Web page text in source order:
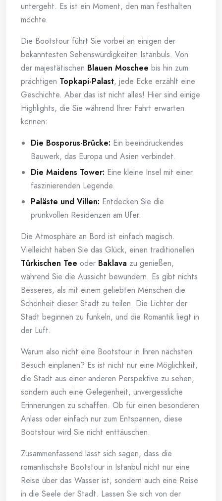
untergeht. Es ist ein Moment, den man festhalten
möchte.
Die Bootstour führt Sie vorbei an einigen der
bekanntesten Sehenswürdigkeiten Istanbuls. Von
der majestätischen Blauen Moschee bis hin zum
prächtigen Topkapi-Palast, jede Ecke erzählt eine
Geschichte. Aber das ist nicht alles! Hier sind einige
Highlights, die Sie während Ihrer Fahrt erwarten
können:
Die Bosporus-Brücke: Ein beeindruckendes
Bauwerk, das Europa und Asien verbindet.
Die Maidens Tower: Eine kleine Insel mit einer
faszinierenden Legende.
Paläste und Villen: Entdecken Sie die
prunkvollen Residenzen am Ufer.
Die Atmosphäre an Bord ist einfach magisch.
Vielleicht haben Sie das Glück, einen traditionellen
Türkischen Tee oder Baklava zu genießen,
während Sie die Aussicht bewundern. Es gibt nichts
Besseres, als mit einem geliebten Menschen die
Schönheit dieser Stadt zu teilen. Die Lichter der
Stadt beginnen zu funkeln, und die Romantik liegt in
der Luft.
Warum also nicht eine Bootstour in Ihren nächsten
Besuch einplanen? Es ist nicht nur eine Möglichkeit,
die Stadt aus einer anderen Perspektive zu sehen,
sondern auch eine Gelegenheit, unvergessliche
Erinnerungen zu schaffen. Ob für einen besonderen
Anlass oder einfach nur zum Entspannen, diese
Bootstour wird Sie nicht enttäuschen.
Zusammenfassend lässt sich sagen, dass die
romantischste Bootstour in Istanbul nicht nur eine
Reise über das Wasser ist, sondern auch eine Reise
in die Seele der Stadt. Lassen Sie sich von der